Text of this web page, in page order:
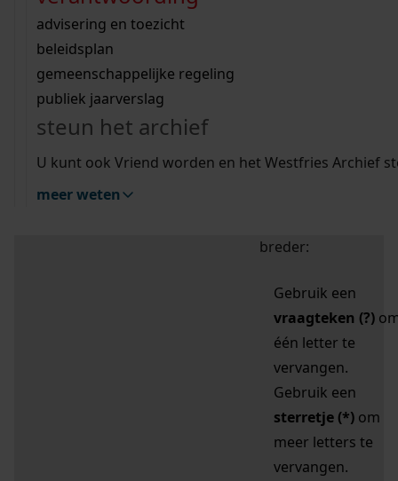
bouwvergunningen
omgevingsvergunningen
vergunningen
beeld en geluid
uitleg nodig?
Wij helpen u op weg met een aantal zoektips.
bekijk alle zoektips
Wij helpen u op weg met een aantal zoektips.
bekijk alle zoektips
bekijk ons geschiedenislokaal
advisering en toezicht
beleidsplan
gemeenschappelijke regeling
publiek jaarverslag
steun het archief
U kunt ook Vriend worden en het Westfries Archief
meer weten
zoektips
Mijn Studiezaal (inloggen)
uw zoekopdracht te
breder:
Gebruik een
vraagteken (?)
één letter te
vervangen.
Gebruik een
sterretje (*) om
meer letters te
vervangen.